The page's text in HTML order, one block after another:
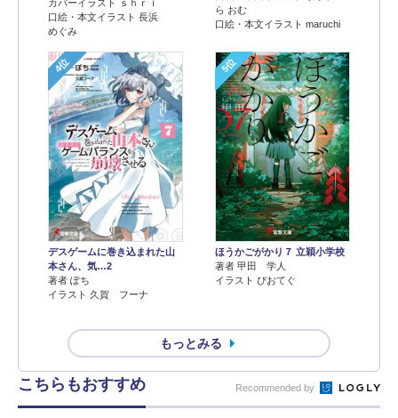
カバーイラスト ｓｈｒｉ
口絵・本文イラスト 長浜
めぐみ
ら おむ
口絵・本文イラスト maruchi
4位
デスゲームに巻き込まれた山
本さん、気…2
著者 ぽち
イラスト 久賀 フーナ
5位
ほうかごがかり７ 立穎小学校
著者 甲田 学人
イラスト ぴおてぐ
もっとみる
こちらもおすすめ Recommended by